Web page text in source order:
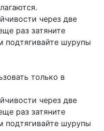
через две
раз затяните
шурупы
только в
через две
раз затяните
шурупы